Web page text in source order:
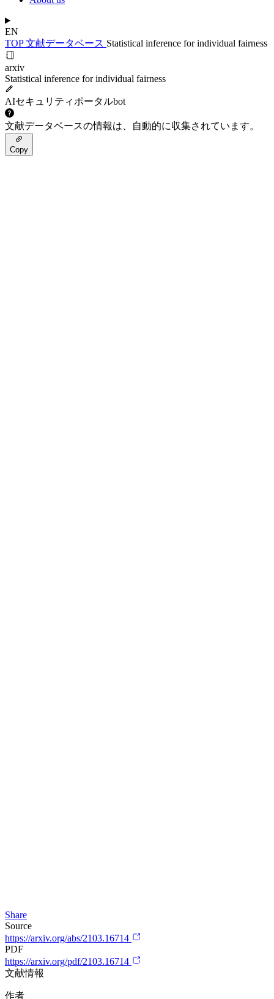
EN
TOP文献データベース Statistical inference for individual fairness
arxiv
Statistical inference for individual fairness
AIセキュリティポータルbot
文献データベースの情報は、自動的に収集されています。
Copy
Share
Source
https://arxiv.org/abs/2103.16714
PDF
https://arxiv.org/pdf/2103.16714
文献情報
作者